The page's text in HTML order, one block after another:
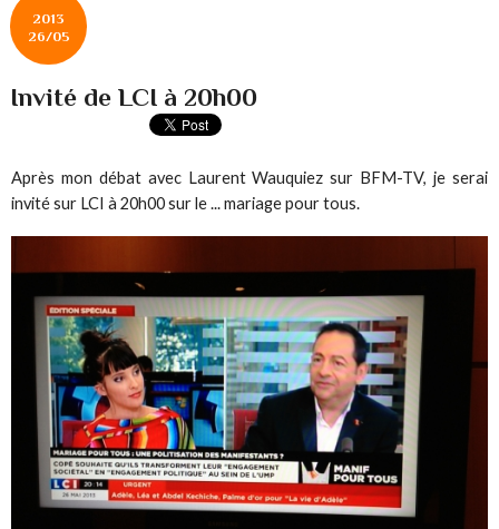
2013
26/05
Invité de LCI à 20h00
Après mon débat avec Laurent Wauquiez sur BFM-TV, je serai
invité sur LCI à 20h00 sur le ... mariage pour tous.